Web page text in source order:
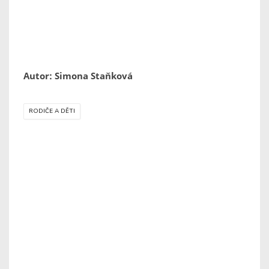
Autor: Simona Staňková
RODIČE A DĚTI